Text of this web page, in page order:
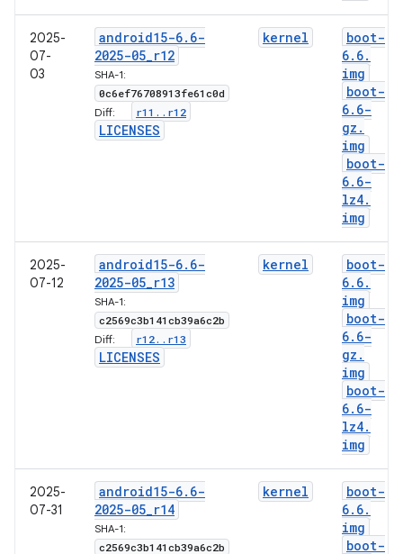
2025-
07-
03
android15-6. 6-
2025-05_r12
SHA-1:
0c6ef76708913fe61c0d
Diff: r11 . . r12
LICENSES
kernel
boot-
6. 6.
img
boot-
6. 6-
gz .
img
boot-
6. 6-
lz4.
img
2025-
07-12
android15-6. 6-
2025-05_r13
SHA-1:
c2569c3b141cb39a6c2b
Diff: r12. . r13
LICENSES
kernel
boot-
6. 6.
img
boot-
6. 6-
gz .
img
boot-
6. 6-
lz4.
img
2025-
07-31
android15-6. 6-
2025-05_r14
SHA-1:
c2569c3b141cb39a6c2b
kernel
boot-
6. 6.
img
boot-